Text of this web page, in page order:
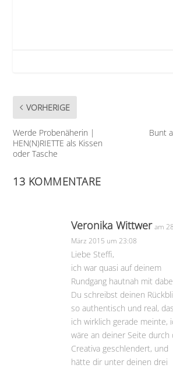
VORHERIGE
Werde Probenäherin |
HEN(N)RIETTE als Kissen
oder Tasche
Bunt
13 KOMMENTARE
Veronika Wittwer am
März 2015 um 23:08
Liebe Steffi,
ich war quasi auf deinem
Rundgang hautnah mit
Du schreibst deinen
so authentisch und real,
ich wirklich gerade meinte,
wäre an deiner Seite durch
Creativa geschlendert, und
hätte dir unter deinen drei